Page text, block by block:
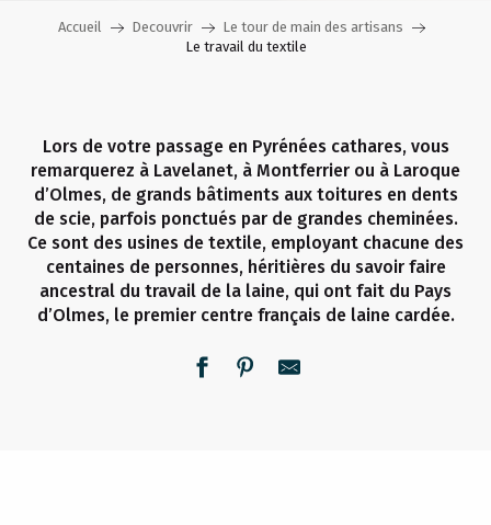
Accueil Decouvrir
Le tour de main des artisans
Le travail du textile
Lors de votre passage en Pyrénées cathares, vous
remarquerez à Lavelanet, à Montferrier ou à Laroque
d’Olmes, de grands bâtiments aux toitures en dents
de scie, parfois ponctués par de grandes cheminées.
Ce sont des usines de textile, employant chacune des
centaines de personnes, héritières du savoir faire
ancestral du travail de la laine, qui ont fait du Pays
d’Olmes, le premier centre français de laine cardée.